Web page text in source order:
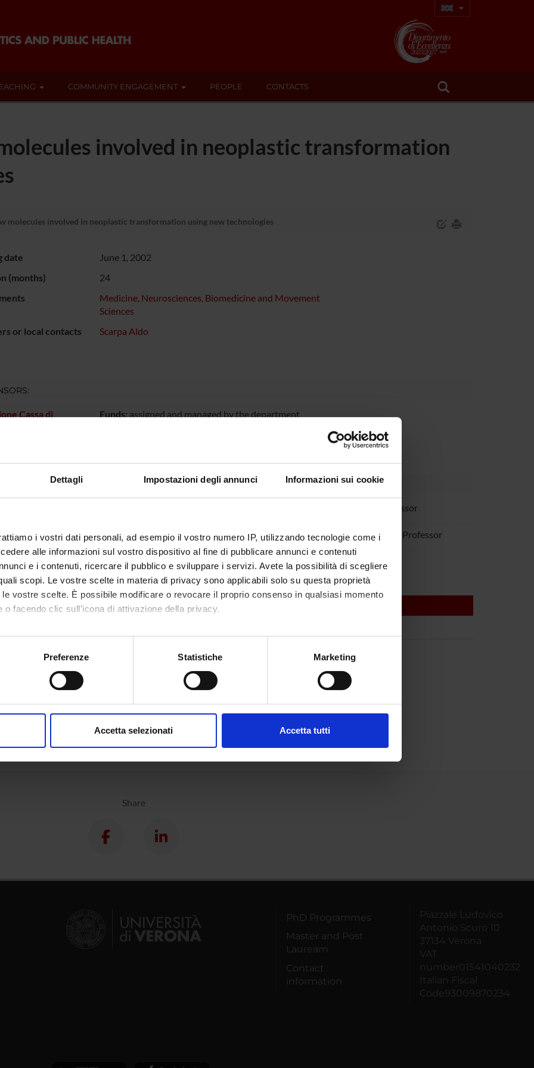
Dettagli Impostazioni degli annunci Informazioni sui cookie
i vostri dati personali, ad esempio il vostro numero IP, utilizzando tecnologie come i
alle informazioni sul vostro dispositivo al fine di pubblicare annunci e contenuti
e i contenuti, ricercare il pubblico e sviluppare i servizi. Avete la possibilità di scegliere
scopi. Le vostre scelte in materia di privacy sono applicabili solo su questa proprietà
vostre scelte. È possibile modificare o revocare il proprio consenso in qualsiasi momento
o facendo clic sull'icona di attivazione della privacy.
anche:
sulla tua posizione geografica, con un'approssimazione di qualche metro,
in qualsiasi momento dalla Dichiarazione sui cookie.
Preferenze Statistiche Marketing
Accetta selezionati Accetta tutti
COMMUNITY ENGAGEMENT PEOPLE CONTACTS
involved in neoplastic transformation
molecules involved in neoplastic transformation using new technologies
date
June 1, 2002
(months)
24
Medicine, Neurosciences, Biomedicine and Movement
Sciences
or local contacts
Scarpa Aldo
Cassa di
Funds: assigned and managed by the department
PARTICIPANTS
Osculati
Full Professor
Claudio Sorio Associate Professor
Fabrizio Vinante
Share
PhD Programmes
Master and Post
Lauream
Contact
information
Piazzale Ludovico
Antonio Scuro 10
37134 Verona
VAT
number01541040232
Italian Fiscal
Code93009870234